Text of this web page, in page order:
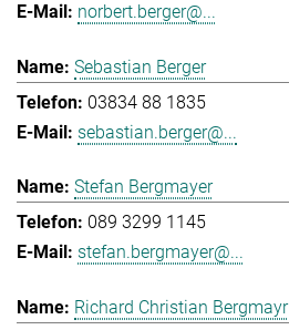
norbert.berger@...
Sebastian Berger
03834 88 1835
sebastian.berger@...
Stefan Bergmayer
089 3299 1145
stefan.bergmayer@...
Richard Christian Bergmayr